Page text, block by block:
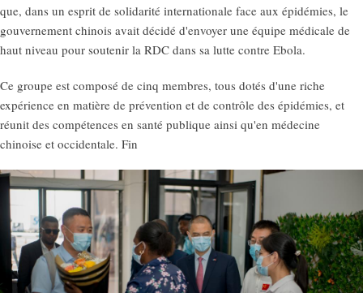
que, dans un esprit de solidarité internationale face aux épidémies, le
gouvernement chinois avait décidé d'envoyer une équipe médicale de
haut niveau pour soutenir la RDC dans sa lutte contre Ebola.
Ce groupe est composé de cinq membres, tous dotés d'une riche
expérience en matière de prévention et de contrôle des épidémies, et
réunit des compétences en santé publique ainsi qu'en médecine
chinoise et occidentale. Fin